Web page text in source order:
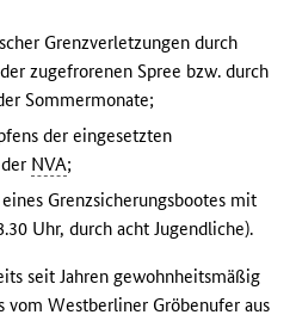
Grenzverletzungen durch
zugefrorenen Spree bzw. durch
Sommermonate;
der eingesetzten
NVA;
Grenzsicherungsbootes mit
Uhr, durch acht Jugendliche).
seit Jahren gewohnheitsmäßig
vom Westberliner Gröbenufer aus